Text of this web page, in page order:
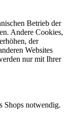
Betrieb der
Andere Cookies,
der
Websites
nur mit Ihrer
Shops notwendig.